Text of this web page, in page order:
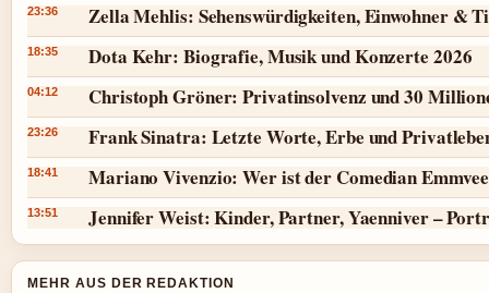
23:36 Zella Mehlis: Sehenswürdigkeiten, Einwohner &
18:35 Dota Kehr: Biografie, Musik und Konzerte 2026
04:12 Christoph Gröner: Privatinsolvenz und 30
23:26 Frank Sinatra: Letzte Worte, Erbe und
18:41 Mariano Vivenzio: Wer ist der Comedian
13:51 Jennifer Weist: Kinder, Partner, Yaenniver –
MEHR AUS DER REDAKTION